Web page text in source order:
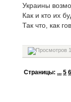
Украины
Как и кто их
Так что, как
Cтраницы: ... 5 6